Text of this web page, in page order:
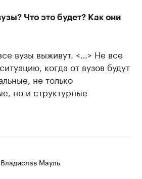
Что это будет? Как они
вузы выживут. <…> Не все
когда от вузов будут
не только
но и структурные
Мауль